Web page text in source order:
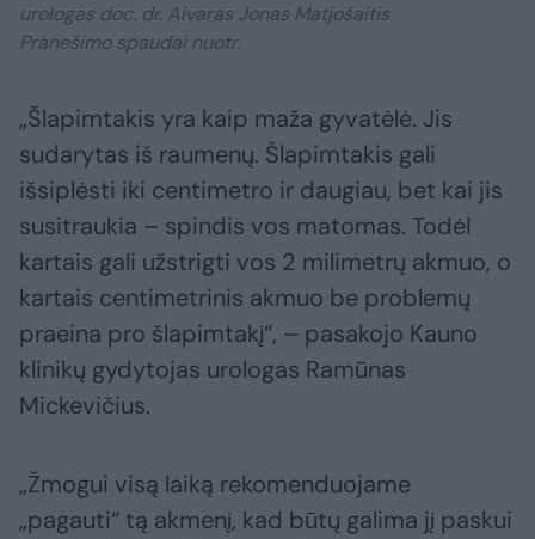
urologas doc. dr. Aivaras Jonas Matjošaitis
Pranešimo spaudai nuotr.
„Šlapimtakis yra kaip maža gyvatėlė. Jis
sudarytas iš raumenų. Šlapimtakis gali
išsiplėsti iki centimetro ir daugiau, bet kai jis
susitraukia – spindis vos matomas. Todėl
kartais gali užstrigti vos 2 milimetrų akmuo, o
kartais centimetrinis akmuo be problemų
praeina pro šlapimtakį“, – pasakojo Kauno
klinikų gydytojas urologas Ramūnas
Mickevičius.
„Žmogui visą laiką rekomenduojame
„pagauti“ tą akmenį, kad būtų galima jį paskui